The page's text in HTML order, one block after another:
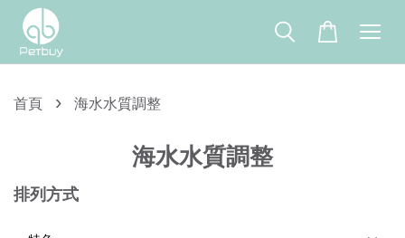
首頁 › 海水水質調整
海水水質調整
排列方式